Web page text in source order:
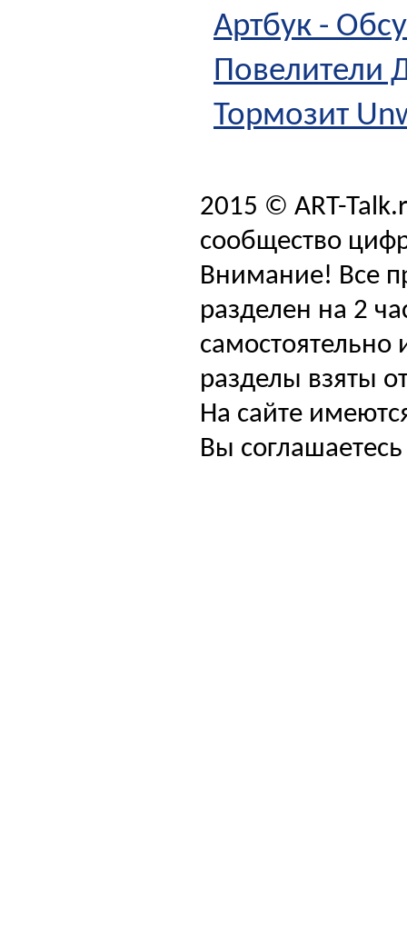
Артбук -
Повелители
Тормозит
2015 © ART-
сообщество
Внимание! Все
разделен на 2
самостоятельно
разделы взяты
На сайте
Вы